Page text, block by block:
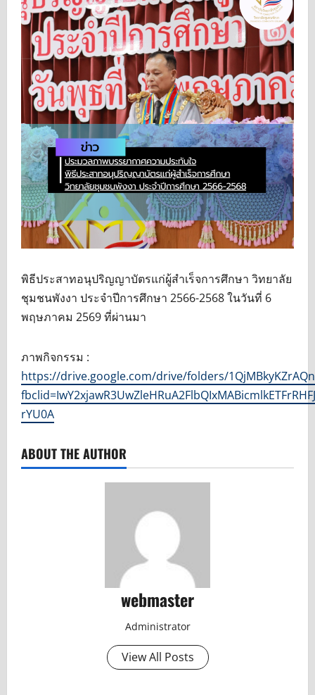
พิธีประสาทอนุปริญญาบัตรแก่ผู้สำเร็จการศึกษา วิทยาลัย
ชุมชนพังงา ประจำปีการศึกษา 2566-2568 ในวันที่ 6
พฤษภาคม 2569 ที่ผ่านมา
ภาพกิจกรรม :
https://drive.google.com/drive/folders/
rYU0A
ABOUT THE AUTHOR
webmaster
Administrator
View All Posts